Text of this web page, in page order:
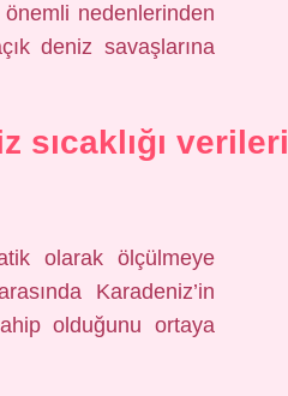
önemli nedenlerinden
deniz savaşlarına
verileri
olarak ölçülmeye
Karadeniz’in
olduğunu ortaya